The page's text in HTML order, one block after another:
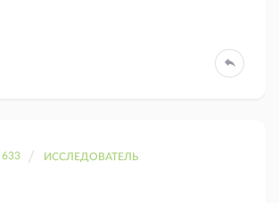
633 ИССЛЕДОВАТЕЛЬ